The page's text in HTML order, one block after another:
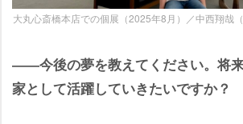
大丸心斎橋本店での個展（2025年8月）／中西翔哉
――今後の夢を教えてください。将
家として活躍していきたいですか？